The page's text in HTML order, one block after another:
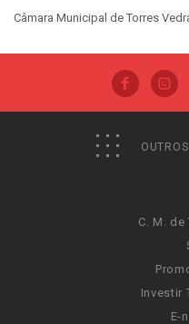
Câmara Municipal de Torres
C. M. de
Investir
E-